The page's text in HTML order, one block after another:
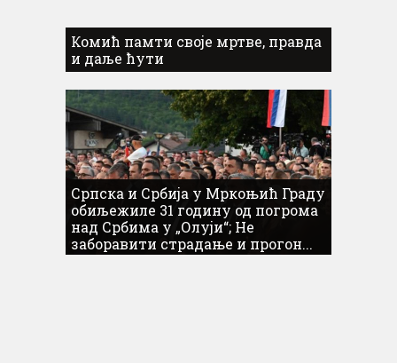
Комић памти своје мртве, правда
и даље ћути
Српска и Србија у Мркоњић Граду
обиљежиле 31 годину од погрома
над Србима у „Олуји“; Не
заборавити страдање и прогон...